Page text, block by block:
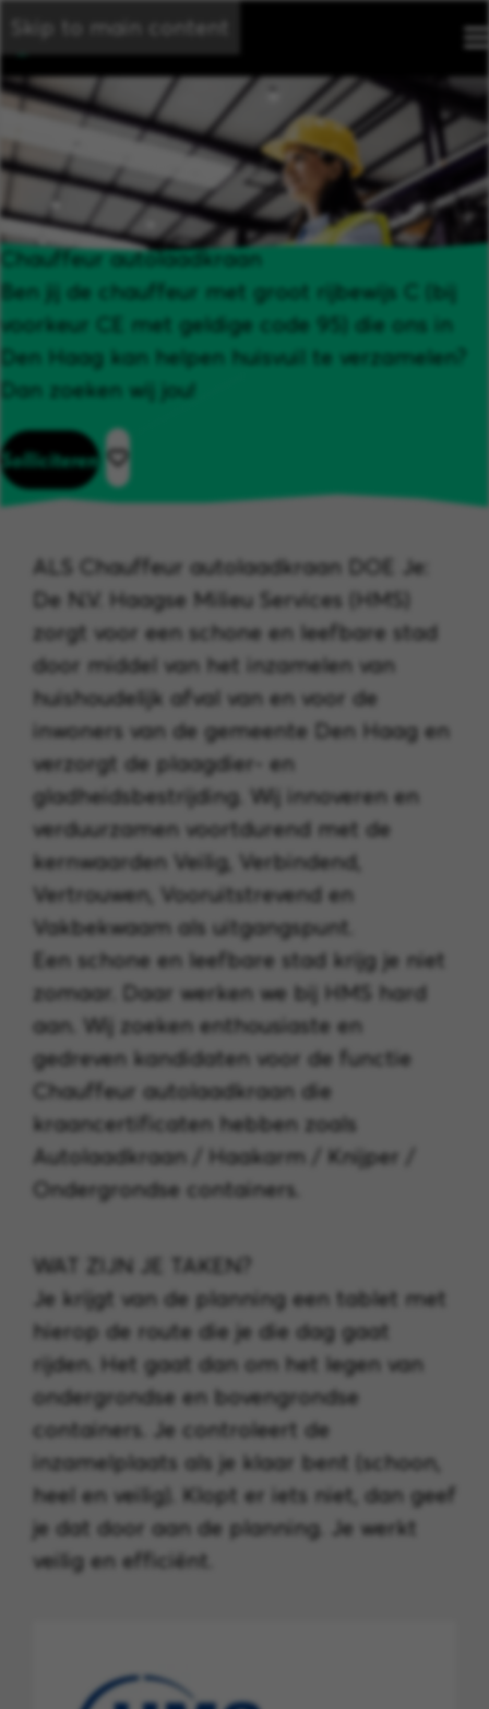
Skip to main content
Chauffeur autolaadkraan
Ben jij de chauffeur met groot rijbewijs C (bij
voorkeur CE met geldige code 95) die ons in
Den Haag kan helpen huisvuil te verzamelen?
Dan zoeken wij jou!
Solliciteren
ALS Chauffeur autolaadkraan DOE Je:
De N.V. Haagse Milieu Services (HMS)
zorgt voor een schone en leefbare stad
door middel van het inzamelen van
huishoudelijk afval van en voor de
inwoners van de gemeente Den Haag en
verzorgt de plaagdier- en
gladheidsbestrijding. Wij innoveren en
verduurzamen voortdurend met de
kernwaarden Veilig, Verbindend,
Vertrouwen, Vooruitstrevend en
Vakbekwaam als uitgangspunt.
Een schone en leefbare stad krijg je niet
zomaar. Daar werken we bij HMS hard
aan. Wij zoeken enthousiaste en
gedreven kandidaten voor de functie
Chauffeur autolaadkraan die
kraancertificaten hebben zoals
Autolaadkraan / Haakarm / Knijper /
Ondergrondse containers.
WAT ZIJN JE TAKEN?
Je krijgt van de planning een tablet met
hierop de route die je die dag gaat
rijden. Het gaat dan om het legen van
ondergrondse en bovengrondse
containers. Je controleert de
inzamelplaats als je klaar bent (schoon,
heel en veilig). Klopt er iets niet, dan geef
je dat door aan de planning. Je werkt
veilig en efficiënt.